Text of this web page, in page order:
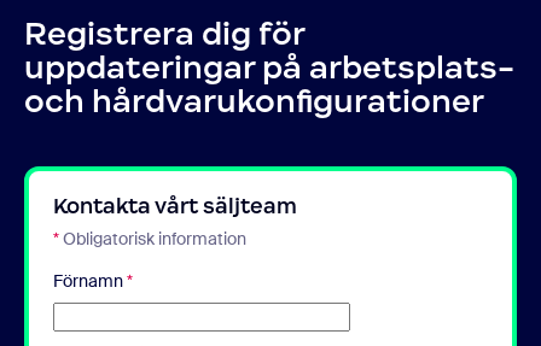
Registrera dig för
uppdateringar på arbetsplats-
och hårdvarukonfigurationer
Kontakta vårt säljteam
*Obligatorisk information
Förnamn*